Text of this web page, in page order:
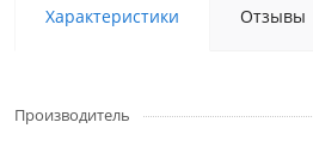
Характеристики Отзывы
Производитель